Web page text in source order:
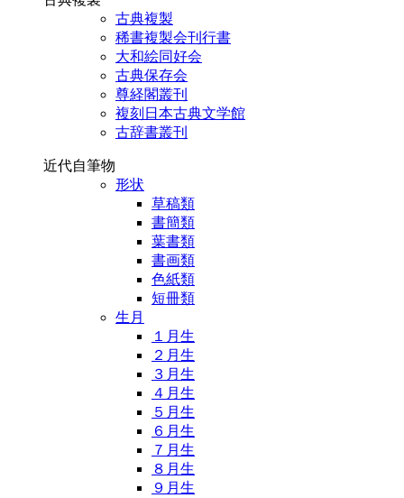
古典複製
稀書複製会刊行書
大和絵同好会
古典保存会
尊経閣叢刊
複刻日本古典文学館
古辞書叢刊
近代自筆物
形状
草稿類
書簡類
葉書類
書画類
色紙類
短冊類
生月
１月生
２月生
３月生
４月生
５月生
６月生
７月生
８月生
９月生